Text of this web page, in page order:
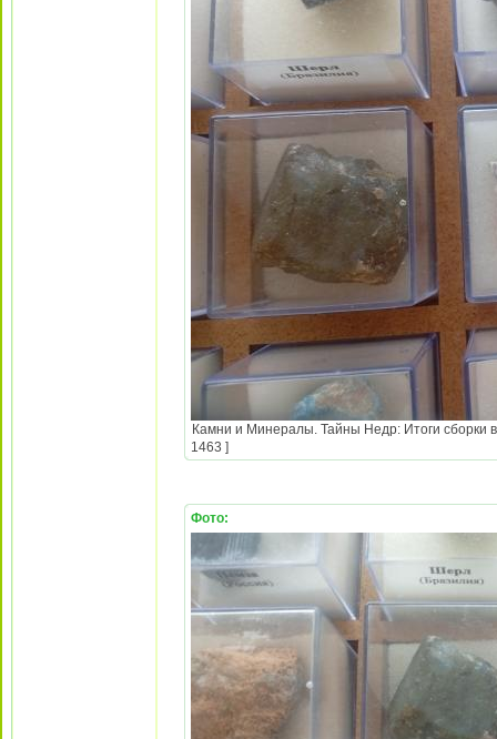
Камни и Минералы. Тайны Недр: Итоги сборки
1463 ]
Фото: